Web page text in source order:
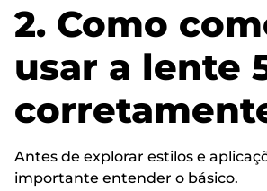
2. Como
usar a lente
Antes de explorar estilos e
importante entender o básico.